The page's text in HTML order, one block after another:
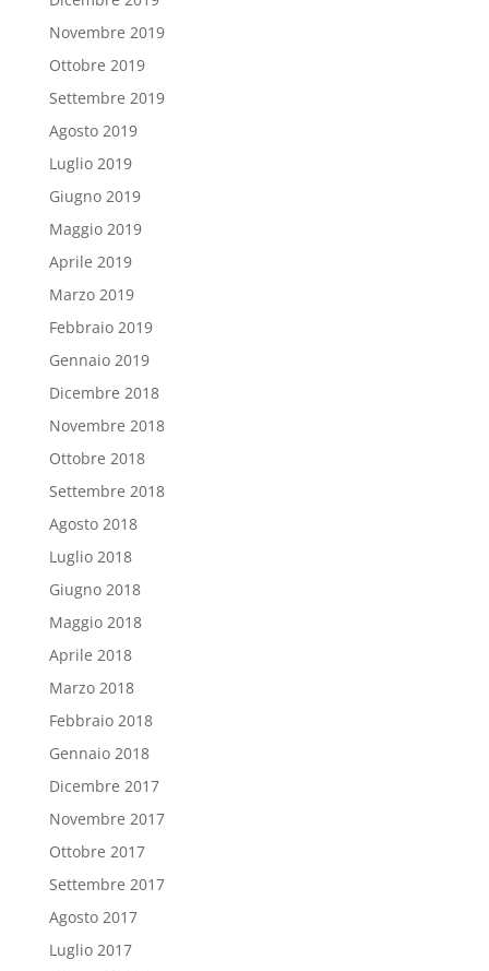
Novembre 2019
Ottobre 2019
Settembre 2019
Agosto 2019
Luglio 2019
Giugno 2019
Maggio 2019
Aprile 2019
Marzo 2019
Febbraio 2019
Gennaio 2019
Dicembre 2018
Novembre 2018
Ottobre 2018
Settembre 2018
Agosto 2018
Luglio 2018
Giugno 2018
Maggio 2018
Aprile 2018
Marzo 2018
Febbraio 2018
Gennaio 2018
Dicembre 2017
Novembre 2017
Ottobre 2017
Settembre 2017
Agosto 2017
Luglio 2017